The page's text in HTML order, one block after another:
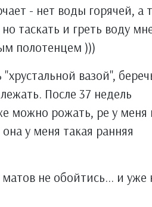
- нет воды горячей, а
таскать и греть воду
полотенцем )))
вазой",
После 37 недель
можно рожать, ре у меня
у меня такая ранняя
не обойтись... и уже